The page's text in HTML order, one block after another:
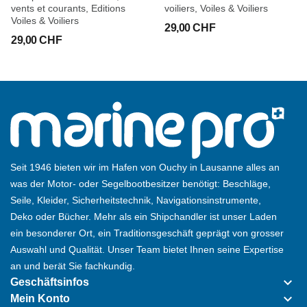
Les différents types de feux
Des feux pour suivre des routes précises
Etude de cas : l'entrée de la rade de Lorient
Quiz
CHAPITRE 4. Amers et signaux d'information
Des amers pour se repérer et se guider
Les signaux d'entrée et de sortie de port et d'écluse
CHAPITRE 5. Feux et marques d'information
vents et courants, Editions
Voiles & Voiliers
29,00 CHF
voiliers, Voiles & Voiliers
29,00 CHF
Seit 1946 bieten wir im Hafen von Ouchy in Lausanne alles an
was der Motor- oder Segelbootbesitzer benötigt: Beschläge,
Seile, Kleider, Sicherheitstechnik, Navigationsinstrumente,
Deko oder Bücher. Mehr als ein Shipchandler ist unser Laden
ein besonderer Ort, ein Traditionsgeschäft geprägt von grosser
Auswahl und Qualität. Unser Team bietet Ihnen seine Expertise
an und berät Sie fachkundig.
Geschäftsinfos keyboard_arrow_down
Mein Konto keyboard_arrow_down